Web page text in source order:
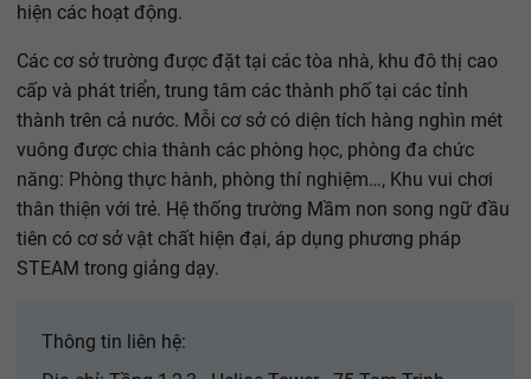
hiện các hoạt động.
Các cơ sở trường được đặt tại các tòa nhà, khu đô thị cao
cấp và phát triển, trung tâm các thành phố tại các tỉnh
thành trên cả nước. Mỗi cơ sở có diện tích hàng nghìn mét
vuông được chia thành các phòng học, phòng đa chức
năng: Phòng thực hành, phòng thí nghiệm…, Khu vui chơi
thân thiện với trẻ. Hệ thống trường Mầm non song ngữ đầu
tiên có cơ sở vật chất hiện đại, áp dụng phương pháp
STEAM trong giảng dạy.
Thông tin liên hệ: